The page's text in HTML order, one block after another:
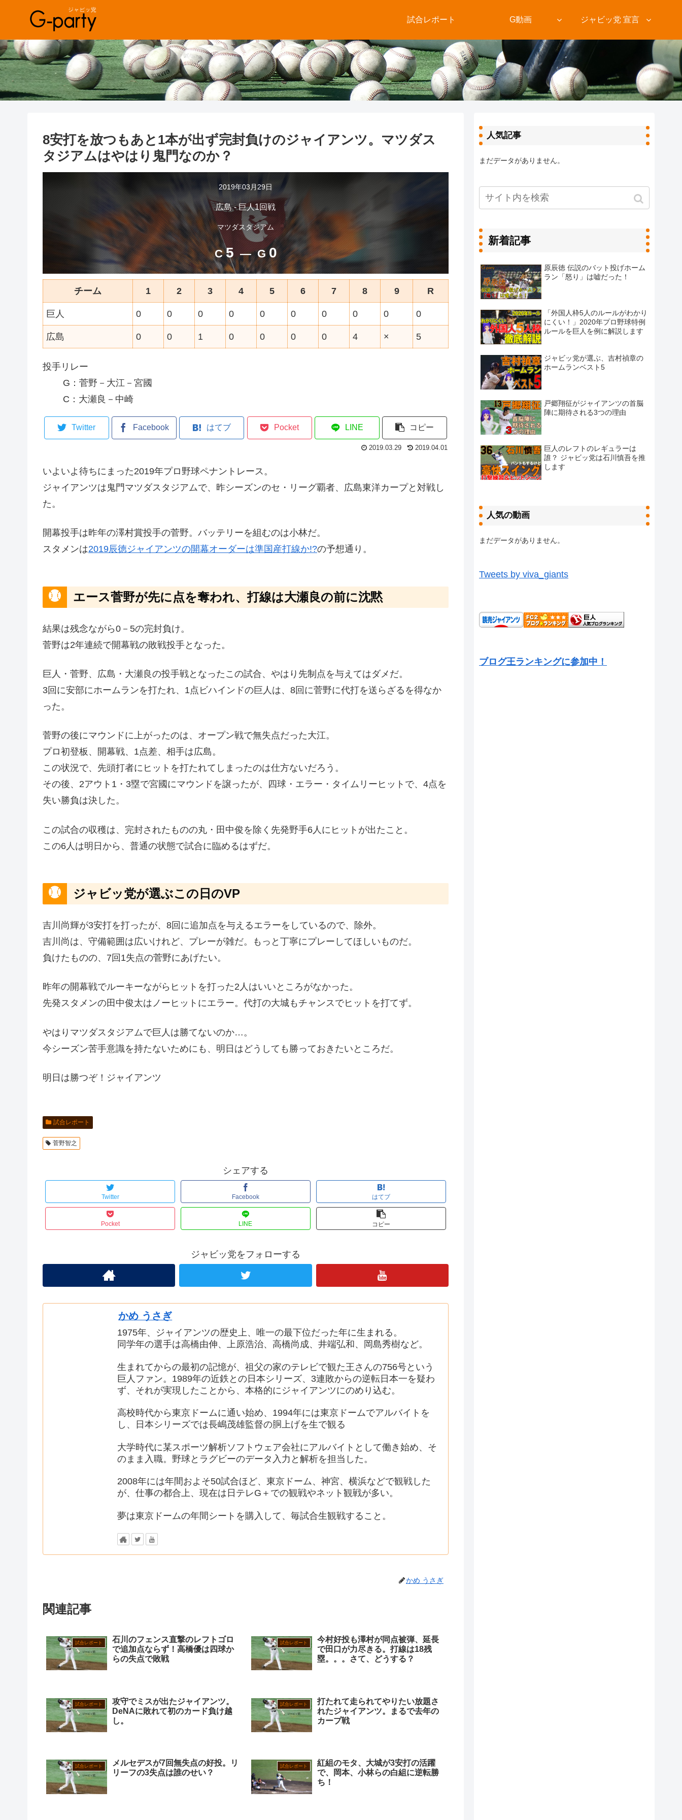
試合レポート G動画 ジャビッ党 宣言
8安打を放つもあと1本が出ず完封負けのジャイアンツ。マツダス
タジアムはやはり鬼門なのか？
2019年03月29日
広島 - 巨人1回戦
マツダスタジアム
C5― G0
チーム 1 2 3 4 5 6 7 8 9 R
巨人 0 0 0 0 0 0 0 0 0 0
広島 0 0 1 0 0 0 0 4 × 5
投手リレー
G：菅野－大江－宮國
C：大瀬良－中崎
Twitter Facebook はてブ Pocket LINE コピー
2019.03.29 2019.04.01
いよいよ待ちにまった2019年プロ野球ペナントレース。
ジャイアンツは鬼門マツダスタジアムで、昨シーズンのセ・リーグ覇者、広島東洋カープと対戦し
た。
開幕投手は昨年の澤村賞投手の菅野。バッテリーを組むのは小林だ。
スタメンは2019辰徳ジャイアンツの開幕オーダーは準国産打線か!?の予想通り。
エース菅野が先に点を奪われ、打線は大瀬良の前に沈黙
結果は残念ながら0－5の完封負け。
菅野は2年連続で開幕戦の敗戦投手となった。
巨人・菅野、広島・大瀬良の投手戦となったこの試合、やはり先制点を与えてはダメだ。
3回に安部にホームランを打たれ、1点ビハインドの巨人は、8回に菅野に代打を送らざるを得なか
った。
菅野の後にマウンドに上がったのは、オープン戦で無失点だった大江。
プロ初登板、開幕戦、1点差、相手は広島。
この状況で、先頭打者にヒットを打たれてしまったのは仕方ないだろう。
その後、2アウト1・3塁で宮國にマウンドを譲ったが、四球・エラー・タイムリーヒットで、4点を
失い勝負は決した。
この試合の収穫は、完封されたものの丸・田中俊を除く先発野手6人にヒットが出たこと。
この6人は明日から、普通の状態で試合に臨めるはずだ。
ジャビッ党が選ぶこの日のVP
吉川尚輝が3安打を打ったが、8回に追加点を与えるエラーをしているので、除外。
吉川尚は、守備範囲は広いけれど、プレーが雑だ。もっと丁寧にプレーしてほしいものだ。
負けたものの、7回1失点の菅野にあげたい。
昨年の開幕戦でルーキーながらヒットを打った2人はいいところがなかった。
先発スタメンの田中俊太はノーヒットにエラー。代打の大城もチャンスでヒットを打てず。
やはりマツダスタジアムで巨人は勝てないのか…。
今シーズン苦手意識を持たないためにも、明日はどうしても勝っておきたいところだ。
明日は勝つぞ！ジャイアンツ
試合レポート
菅野智之
シェアする
Twitter Facebook はてブ
Pocket LINE コピー
ジャビッ党をフォローする
かめ うさぎ
1975年、ジャイアンツの歴史上、唯一の最下位だった年に生まれる。
同学年の選手は高橋由伸、上原浩治、高橋尚成、井端弘和、岡島秀樹など。
生まれてからの最初の記憶が、祖父の家のテレビで観た王さんの756号という
巨人ファン。1989年の近鉄との日本シリーズ、3連敗からの逆転日本一を疑わ
ず、それが実現したことから、本格的にジャイアンツにのめり込む。
高校時代から東京ドームに通い始め、1994年には東京ドームでアルバイトを
し、日本シリーズでは長嶋茂雄監督の胴上げを生で観る
大学時代に某スポーツ解析ソフトウェア会社にアルバイトとして働き始め、そ
のまま入職。野球とラグビーのデータ入力と解析を担当した。
2008年には年間およそ50試合ほど、東京ドーム、神宮、横浜などで観戦した
が、仕事の都合上、現在は日テレG＋での観戦やネット観戦が多い。
夢は東京ドームの年間シートを購入して、毎試合生観戦すること。
かめ うさぎ
関連記事
試合レポート
石川のフェンス直撃のレフトゴロ
で追加点ならず！高橋優は四球か
らの失点で敗戦
試合レポート
今村好投も澤村が同点被弾、延長
で田口が力尽きる。打線は18残
塁。。。さて、どうする？
試合レポート
攻守でミスが出たジャイアンツ。
DeNAに敗れて初のカード負け越
し。
試合レポート
打たれて走られてやりたい放題さ
れたジャイアンツ。まるで去年の
カープ戦
試合レポート
メルセデスが7回無失点の好投。リ
リーフの3失点は誰のせい？
試合レポート
紅組のモタ、大城が3安打の活躍
で、岡本、小林らの白組に逆転勝
ち！
人気記事
まだデータがありません。
新着記事
原辰徳 伝説のバット投げホーム
ラン「怒り」は嘘だった！
「外国人枠5人のルールがわかり
にくい！」2020年プロ野球特例
ルールを巨人を例に解説します
ジャビッ党が選ぶ、吉村禎章の
ホームランベスト5
戸郷翔征がジャイアンツの首脳
陣に期待される3つの理由
巨人のレフトのレギュラーは
誰？ ジャビッ党は石川慎吾を推
します
人気の動画
まだデータがありません。
Tweets by viva_giants
ブログ王ランキングに参加中！